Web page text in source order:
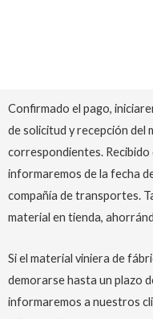
Confirmado el pago,
de solicitud y recepción del
correspondientes.
informaremos de la fecha
compañía de transportes.
material en tienda,
Si el material viniera de
demorarse hasta un plazo
informaremos a nuestros